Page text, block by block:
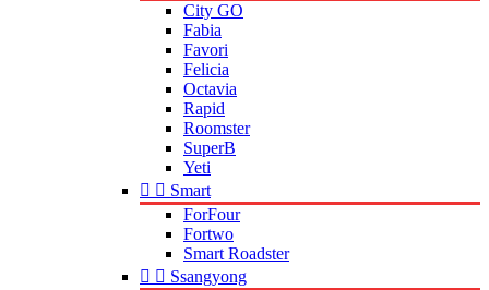
City GO
Fabia
Favori
Felicia
Octavia
Rapid
Roomster
SuperB
Yeti
  Smart
ForFour
Fortwo
Smart Roadster
  Ssangyong